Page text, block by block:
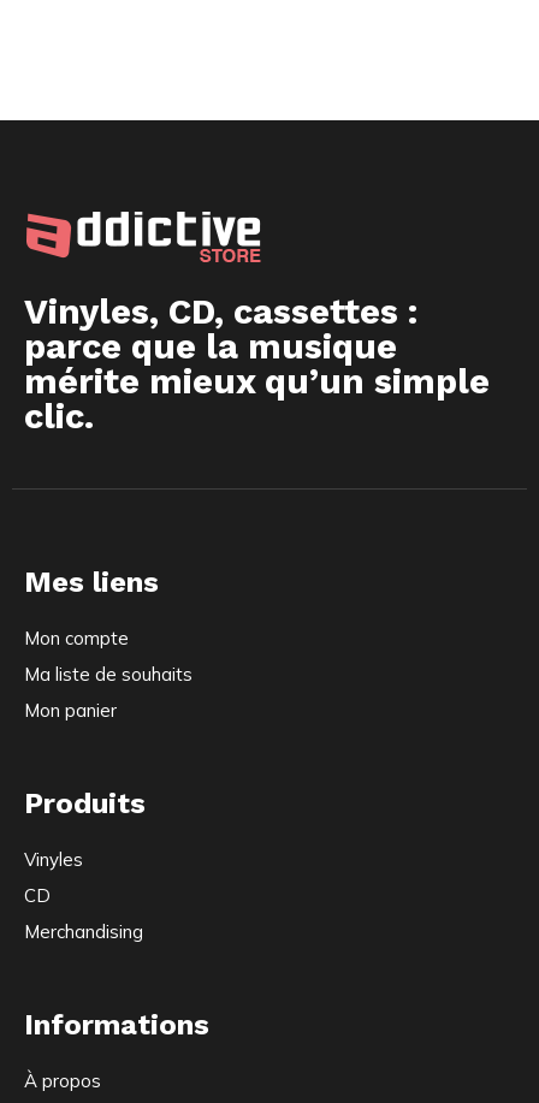
Vinyles, CD, cassettes :
parce que la musique
mérite mieux qu’un simple
clic.
Mes liens
Mon compte
Ma liste de souhaits
Mon panier
Produits
Vinyles
CD
Merchandising
Informations
À propos